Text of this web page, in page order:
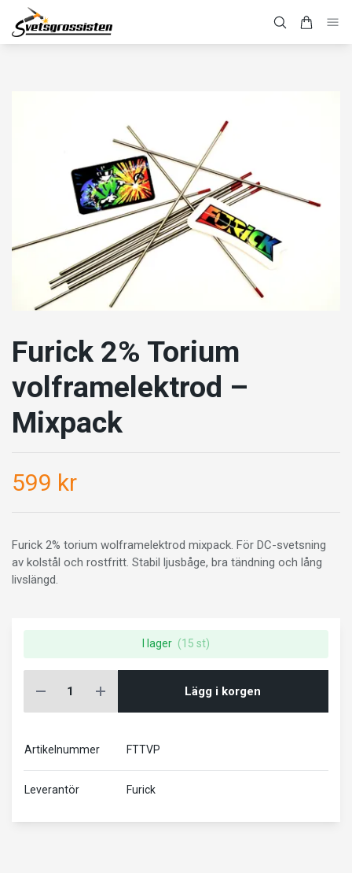
Furick 2% Torium
volframelektrod –
Mixpack
599 kr
Furick 2% torium wolframelektrod mixpack. För DC-svetsning
av kolstål och rostfritt. Stabil ljusbåge, bra tändning och lång
livslängd.
I lager (15 st)
Lägg i korgen
Artikelnummer FTTVP
Leverantör Furick